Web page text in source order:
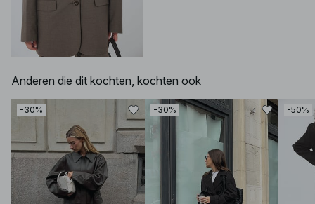
Anderen die dit kochten, kochten ook
-30% -30% -50%